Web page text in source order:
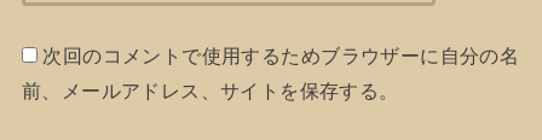
次回のコメントで使用するためブラウザーに自分の名
前、メールアドレス、サイトを保存する。